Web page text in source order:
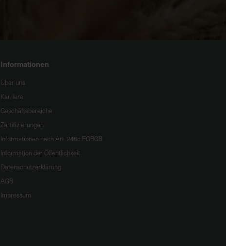
Informationen
Über uns
Karriere
Geschäftsbereiche
Zertifizierungen
Informationen nach Art. 246c EGBGB
Information der Öffentlichkeit
Datenschutzerklärung
AGB
Impressum